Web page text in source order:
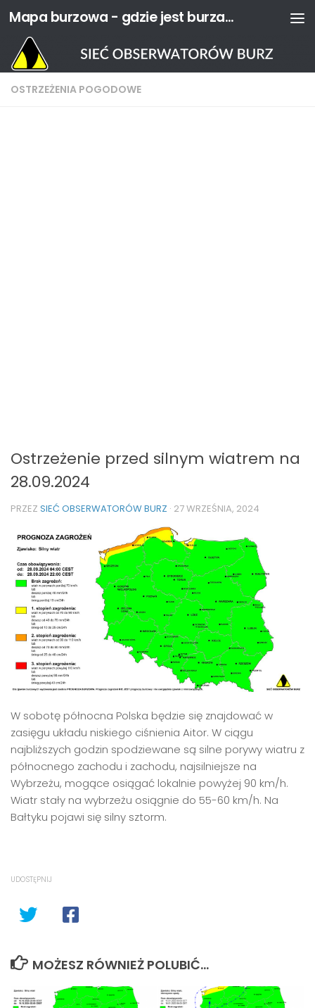
Przejdź do treści Mapa burzowa - gdzie jest burza? | Sieć Obserwatorów Burz
OSTRZEŻENIA POGODOWE
Ostrzeżenie przed silnym wiatrem na
28.09.2024
PRZEZ SIEĆ OBSERWATORÓW BURZ · 27 WRZEŚNIA, 2024
W sobotę północna Polska będzie się znajdować w
zasięgu układu niskiego ciśnienia Aitor. W ciągu
najbliższych godzin spodziewane są silne porywy wiatru z
północnego zachodu i zachodu, najsilniejsze na
Wybrzeżu, mogące osiągać lokalnie powyżej 90 km/h.
Wiatr stały na wybrzeżu osiągnie do 55-60 km/h. Na
Bałtyku pojawi się silny sztorm.
UDOSTĘPNIJ
MOŻESZ RÓWNIEŻ POLUBIĆ…